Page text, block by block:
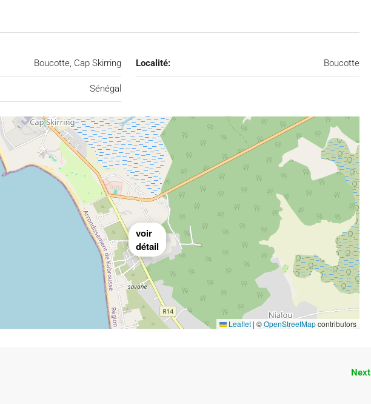
Boucotte, Cap Skirring Localité: Boucotte
Sénégal
voir
détail
Leaflet | ©OpenStreetMapcontributors
Next